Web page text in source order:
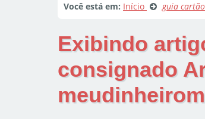
Você está em: Início guia
Exibindo
consignado